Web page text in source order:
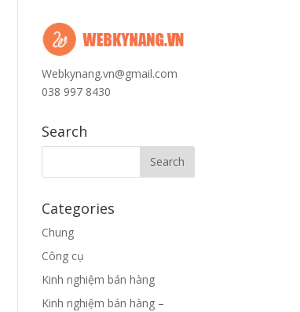
Webkynang.vn@gmail.com
038 997 8430
Search
Categories
Chung
Công cụ
Kinh nghiệm bán hàng
Kinh nghiệm bán hàng –